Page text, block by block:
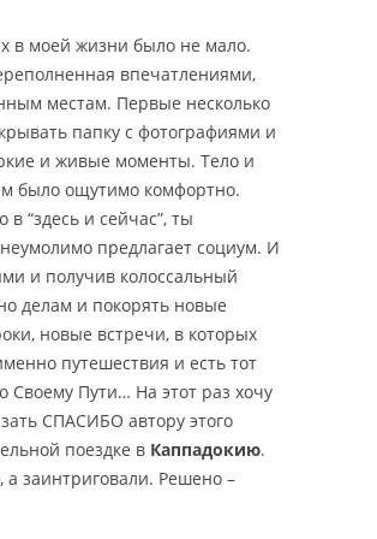
МАВЗОЛЕЙ В ГАЛИКАРНАСЕ
ГОРОД
СТОЛИЦА
— МУЗЕЙ
ДВОРЕЦ ТОПКАПЫ
ДВОРЕЦ ДОЛМАБАХЧЕ
ГОЛУБАЯ МЕЧЕТЬ
МЕЧЕТЬ СУЛЕЙМАНИЕ
АРХЕОЛОГИЧЕСКИЙ МУЗЕЙ
ЦИСТЕРНА БАЗИЛИКА
МУЗЕЙ ТУРЕЦКОГО И
САМОЛЕТОМ
ПОДЗЕМНЫЕ ГОРОДА
КАППАДОКИИ
СКАЛЬНЫЕ КРЕПОСТИ
КАППАДОКИИ
СКАЛЬНЫЕ ГОЛУБЯТНИ
КАППАДОКИИ
ДОЛИНА ЛЮБВИ В
КАППАДОКИИ
ДОЛИНА ИХЛАРА ИЛИ КАНЬОН
ИХЛАРА В КАППАДОКИИ
СКУЛЬПТУРНЫЙ ПАРК В
КАППАДОКИЙСКИЕ ОТЦЫ
КАППАДОКИЯ ВО ВРЕМЕНА
РИМСКОЙ ИМПЕРИИ
“КАППАДОКИЯ” СТИХ ИОСИФА
БРОДСКОГО
КАППАДОКИЯ НА КАРТЕ ТУРЦИИ
ПОГОДА В КАППАДОКИИ. КОГДА
ЛУЧШЕ ЕХАТЬ В КАППАДОКИЮ
ИНТЕРАКТИВНАЯ КАРТА
КАППАДОКИИ
КАППАДОКИЯ — ВЕСЕННЯЯ
ФОТОСЕССИЯ
ВОЗДУШНЫЕ ШАРЫ В
КАППАДОКИИ
КАППАДОКИЯ ОСЕНЬЮ —
ФОТОГРАФИИ
КАППАДОКИЯ ЗИМОЙ
НОВЫЙ ГОД В КАППАДОКИИ —
ФОТОГРАФИИ
КАППАДОКИЯ ВЕСНОЙ
УТРО В КАППАДОКИИ
КАК СЭКОНОМИТЬ НА ОТЕЛЯХ?
КАК ПОДОБРАТЬ ОТЕЛЬ?
в моей жизни было не мало.
впечатлениями,
местам. Первые несколько
папку с фотографиями и
и живые моменты. Тело и
было ощутимо комфортно.
“здесь и сейчас”, ты
предлагает социум. И
и получив колоссальный
делам и покорять новые
новые встречи, в которых
путешествия и есть тот
Пути… На этот раз хочу
СПАСИБО автору этого
поездке в Каппадокию.
заинтриговали. Решено –